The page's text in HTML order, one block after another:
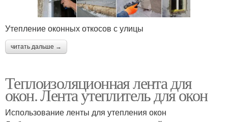
Утепление оконных откосов с улицы
читать дальше →
Теплоизоляционная лента для
окон. Лента утеплитель для окон
Использование ленты для утепления окон